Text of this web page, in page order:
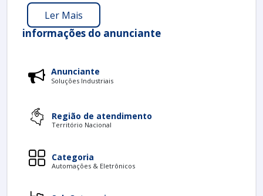
a diversas necessidades industriais.
PRINCIPAIS CARACTERÍSTICAS
exigem impressões detalhadas. Entre as principais são:
garante textos nítidos e legíveis.
Velocidade de Impressão
quantidade de documentos em um curto período.
Compatibilidade com Diferentes Material
substratos, ampliando sua aplicação na indústria.
Ler Mais
informações do anunciante
Anunciante
Soluções Industriais
Região de atendimento
Território Nacional
Categoria
Automações & Eletrônicos